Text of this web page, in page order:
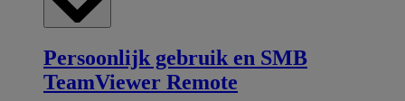
Persoonlijk gebruik en SMB
TeamViewer Remote